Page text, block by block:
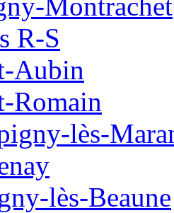
R-S
Aubin
Romain
lès-
lès-Beaune